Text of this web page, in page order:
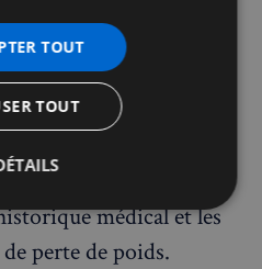
les résidents
consulter leur
qui évaluera leur
les orientera vers les
Il est essentiel de
médical et les
perte de poids.
TOUT
TOUT
Ciblage